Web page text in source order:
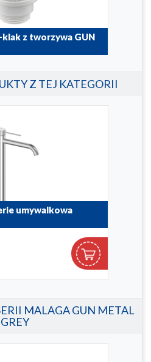
z tworzywa GUN
Z TEJ KATEGORII
umywalkowa
MALAGA GUN METAL
GREY